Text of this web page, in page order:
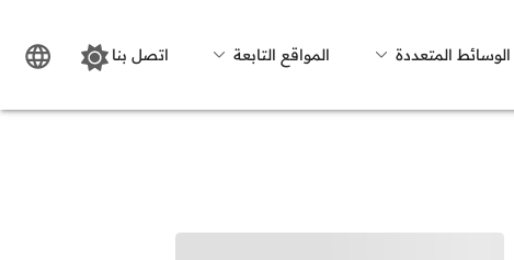
الوسائط المتعددة المواقع التابعة اتصل بنا